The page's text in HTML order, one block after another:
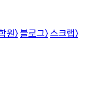
원〉 블로그〉 스크랩〉